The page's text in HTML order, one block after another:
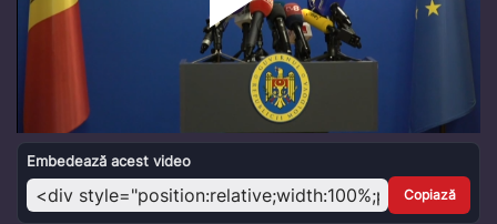
Play
Video
Embedează acest video
Copiază